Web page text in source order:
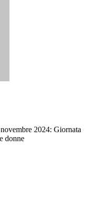
2024: Giornata
donne